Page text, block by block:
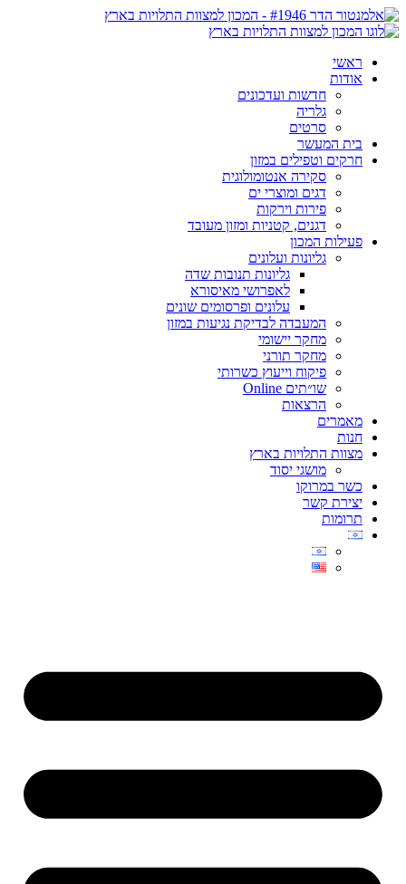
ראשי
אודות
חדשות ועדכונים
גלריה
סרטים
בית המעשר
חרקים וטפילים במזון
סקירה אנטומולוגית
דגים ומוצרי ים
פירות וירקות
דגנים, קטניות ומזון מעובד
פעילות המכון
גליונות ועלונים
גליונות תנובות שדה
לאפרושי מאיסורא
עלונים ופרסומים שונים
המעבדה לבדיקת נגיעות במזון
מחקר יישומי
מחקר תורני
פיקוח וייעוץ כשרותי
שו״תים Online
הרצאות
מאמרים
חנות
מצוות התלויות בארץ
מושגי יסוד
כשר במרוקו
יצירת קשר
תרומות